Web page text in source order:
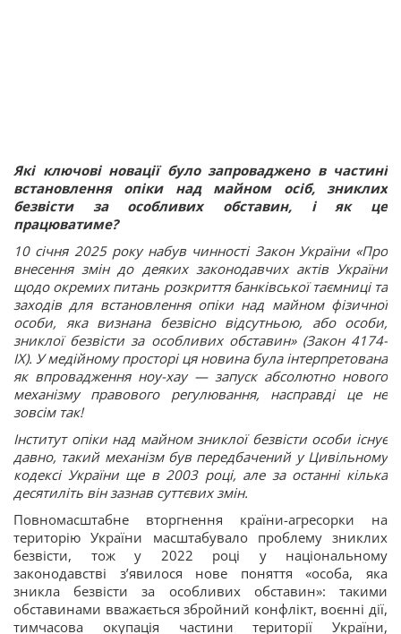
Які ключові новації було запроваджено в частині
встановлення опіки над майном осіб, зниклих
безвісти за особливих обставин, і як це
працюватиме?
10 січня 2025 року набув чинності Закон України «Про
внесення змін до деяких законодавчих актів України
щодо окремих питань розкриття банківської таємниці та
заходів для встановлення опіки над майном фізичної
особи, яка визнана безвісно відсутньою, або особи,
зниклої безвісти за особливих обставин» (Закон 4174-
IX). У медійному просторі ця новина була інтерпретована
як впровадження ноу-хау — запуск абсолютно нового
механізму правового регулювання, насправді це не
зовсім так!
Інститут опіки над майном зниклої безвісти особи існує
давно, такий механізм був передбачений у Цивільному
кодексі України ще в 2003 році, але за останні кілька
десятиліть він зазнав суттєвих змін.
Повномасштабне вторгнення країни-агресорки на
територію України масштабувало проблему зниклих
безвісти, тож у 2022 році у національному
законодавстві з’явилося нове поняття «особа, яка
зникла безвісти за особливих обставин»: такими
обставинами вважається збройний конфлікт, воєнні дії,
тимчасова окупація частини території України,